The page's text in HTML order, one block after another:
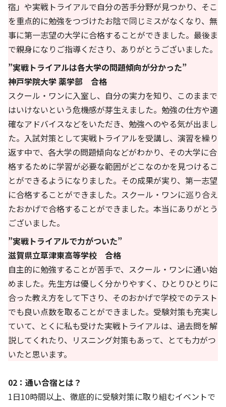
宿」や実戦トライアルで自分の苦手分野が見つかり、そこ
を重点的に勉強をつづけたお陰で同じミスがなくなり、無
事に第一志望の大学に合格することができました。最後ま
で親身になりご指導くださり、ありがとうございました。
”実戦トライアルは各大学の問題傾向が分かった”
神戸学院大学 薬学部 合格
スクール・ワンに入室し、自分の実力を知り、このままで
はいけないという危機感が芽生えました。勉強の仕方や適
確なアドバイスなどをいただき、勉強へのやる気が出まし
た。入試対策として実戦トライアルを受講し、演習を繰り
返す中で、各大学の問題傾向などがわかり、その大学に合
格するために学習が必要な範囲がどこなのかを見つけるこ
とができるようになりました。その成果が実り、第一志望
に合格することができました。スクール・ワンに巡り合え
たおかげで合格することができました。本当にありがとう
ございました。
”実戦トライアルで力がついた”
滋賀県立草津東高等学校 合格
自主的に勉強することが苦手で、スクール・ワンに通い始
めました。先生方は優しく分かりやすく、ひとりひとりに
合った教え方をして下さり、そのおかげで学校でのテスト
でも良い点数を取ることができました。受験対策も充実し
ていて、とくに私も受けた実戦トライアルは、過去問を解
説してくれたり、リスニング対策もあって、とても力がつ
いたと思います。
02：通い合宿とは？
1日10時間以上、徹底的に受験対策に取り組むイベントで